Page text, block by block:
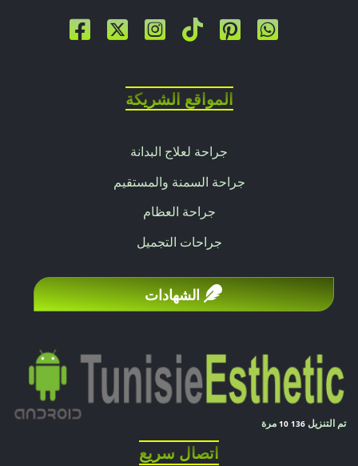
المواقع الشريكة
جراحة لعلاج البدانة
جراحة السمنة والمستقيم
جراحة العظام
جراحات التجميل
الشهادات
تم التنزيل 10 136 مرة
اتصال سريع